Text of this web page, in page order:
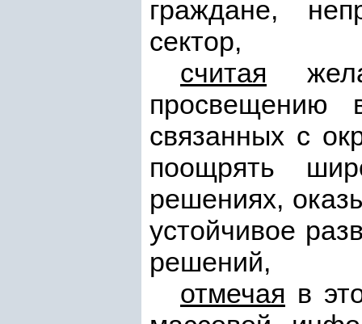
граждане,
сектор,
считая
просвещению
связанных с
поощрять
решениях,
устойчивое
решений,
отмечая в